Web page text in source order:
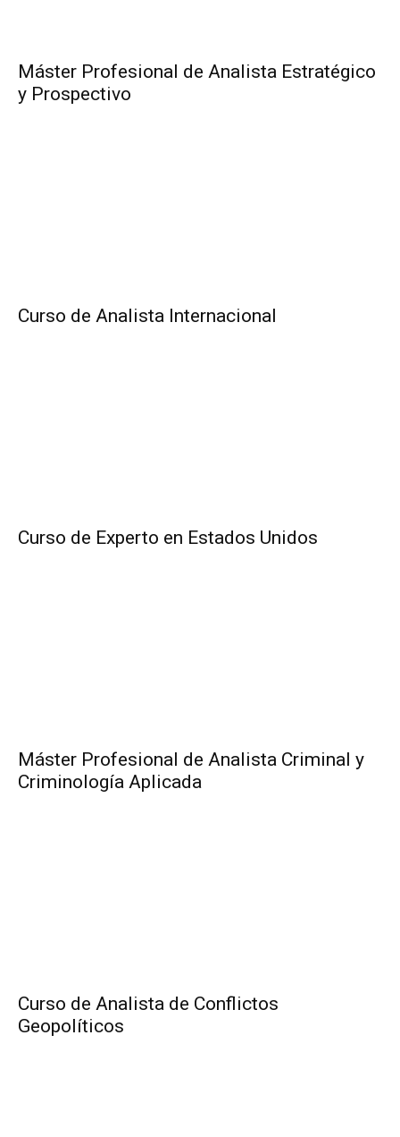
Máster Profesional de Analista Estratégico
y Prospectivo
Curso de Analista Internacional
Curso de Experto en Estados Unidos
Máster Profesional de Analista Criminal y
Criminología Aplicada
Curso de Analista de Conflictos
Geopolíticos